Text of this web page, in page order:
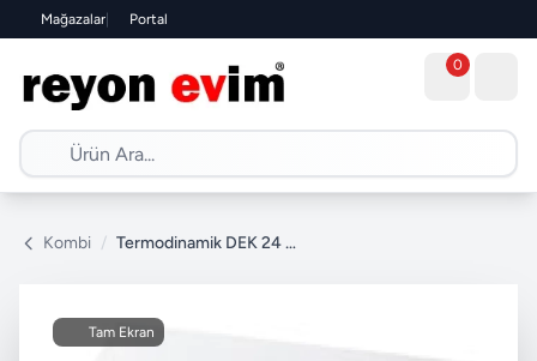
Mağazalar| Portal
0
Kombi / Termodinamik DEK 24 kW Elektrikli Kombi
Tam Ekran